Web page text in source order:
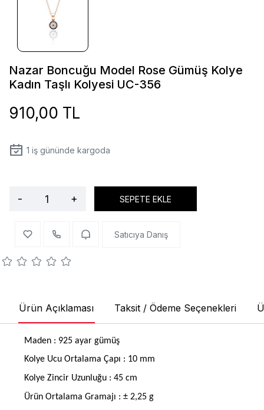
Nazar Boncuğu Model Rose Gümüş Kolye
Kadın Taşlı Kolyesi UC-356
910,00 TL
1 iş gününde kargoda
- + SEPETE EKLE
Satıcıya Danış
Ürün Açıklaması Taksit / Ödeme Seçenekleri
Maden : 925 ayar gümüş
Kolye Ucu Ortalama Çapı : 10 mm
Kolye Zincir Uzunluğu : 45 cm
Ürün Ortalama Gramajı : ± 2,25 g